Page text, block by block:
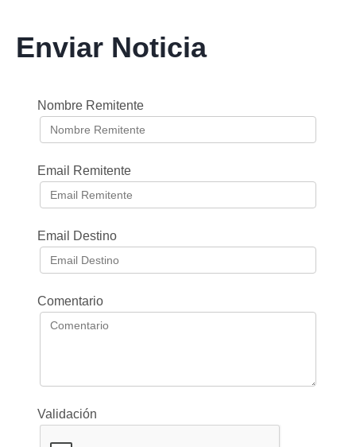
Enviar Noticia
Nombre Remitente
Email Remitente
Email Destino
Comentario
Validación